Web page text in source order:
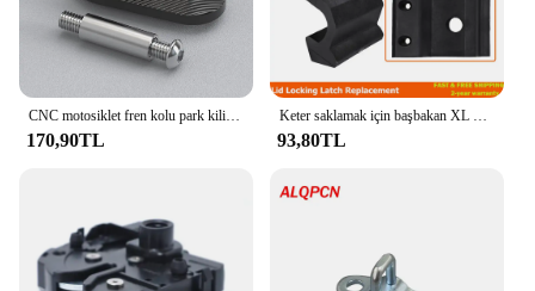
CNC motosiklet fren kolu park kilidi yakalamak için fren anahtarı tutucu Yamaha NMAX 155 NMAX 125 NSS 300/350/750 XMAX 400/300/250
170,90TL
Keter saklamak için başbakan XL Max Ultra ark Nova bahçe kapak kilitleme mandalı değiştirme güçlü onarım Fix bahçe cıvata
93,80TL